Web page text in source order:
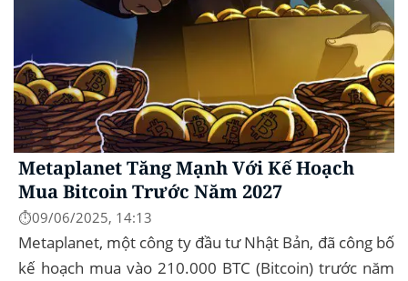
Metaplanet Tăng Mạnh Với Kế Hoạch
Mua Bitcoin Trước Năm 2027
⏱️09/06/2025, 14:13
Metaplanet, một công ty đầu tư Nhật Bản, đã công bố
kế hoạch mua vào 210.000 BTC (Bitcoin) trước năm